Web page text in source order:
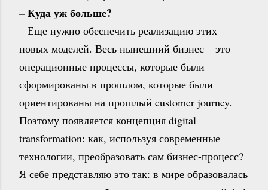
– Куда уж больше?
– Еще нужно обеспечить реализацию этих
новых моделей. Весь нынешний бизнес – это
операционные процессы, которые были
сформированы в прошлом, которые были
ориентированы на прошлый customer journey.
Поэтому появляется концепция digital
transformation: как, используя современные
технологии, преобразовать сам бизнес-процесс?
Я себе представляю это так: в мире образовалась